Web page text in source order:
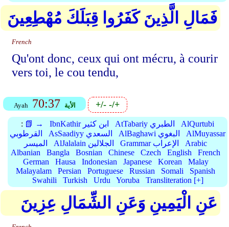
فَمَالِ الَّذِينَ كَفَرُوا قِبَلَكَ مُهْطِعِينَ
French
Qu'ont donc, ceux qui ont mécru, à courir
vers toi, le cou tendu,
Ayah 70:37 الأية +/--/+
: 📗 → IbnKathir ابن كثير AtTabariy الطبري
AlQurtubi
القرطوبي
AsSaadiyy السعدي AlBaghawi البغوي
AlMuyassar
الميسر
AlJalalain الجلالين Grammar الإعراب
Arabic
Albanian
Bangla Bosnian Chinese Czech English
French
German
Hausa Indonesian Japanese Korean
Malay
Malayalam
Persian Portuguese Russian Somali
Spanish
Swahili
Turkish Urdu Yoruba Transliteration [+]
عَنِ الْيَمِينِ وَعَنِ الشِّمَالِ عِزِينَ